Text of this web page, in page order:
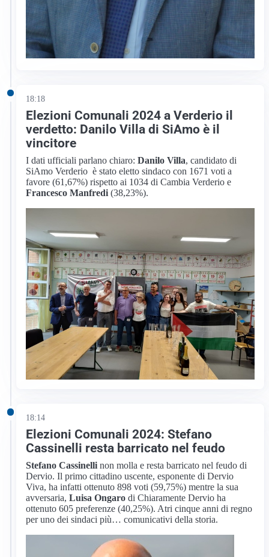
18:18
Elezioni Comunali 2024 a Verderio il
verdetto: Danilo Villa di SiAmo è il
vincitore
I dati ufficiali parlano chiaro:Danilo Villa, candidato di
SiAmo Verderio è stato eletto sindaco con 1671 voti a
favore (61,67%) rispetto ai 1034 di Cambia Verderio e
Francesco Manfredi(38,23%).
18:14
Elezioni Comunali 2024: Stefano
Cassinelli resta barricato nel feudo
Stefano Cassinelli non molla e resta barricato nel feudo di
Dervio. Il primo cittadino uscente, esponente di Dervio
Viva, ha infatti ottenuto 898 voti (59,75%) mentre la sua
avversaria,Luisa Ongaro di Chiaramente Dervio ha
ottenuto 605 preferenze (40,25%). Atri cinque anni di regno
per uno dei sindaci più… comunicativi della storia.